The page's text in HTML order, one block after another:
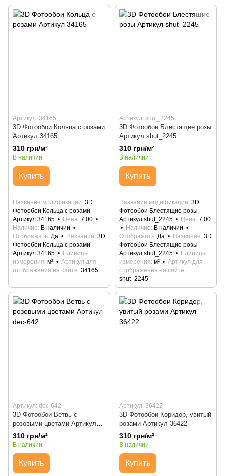
Артикул: 34165
3D Фотообои Кольца с розами
Артикул 34165
310 грн/м²
В наличии
Купить
Название модификации 3D
Фотообои Кольца с розами
Артикул 34165
Цена 7.00
Наличие
В наличии
Отображать Да Название 3D
Фотообои Кольца с розами
Артикул 34165
Единицы
измерения м²
Артикул для
отображения на сайте 34165
Артикул: shut_2245
3D Фотообои Блестящие розы
Артикул shut_2245
310 грн/м²
В наличии
Купить
Название модификации 3D
Фотообои Блестящие розы
Артикул shut_2245
Цена 7.00
Наличие
В наличии
Отображать Да Название 3D
Фотообои Блестящие розы
Артикул shut_2245
Единицы
измерения м²
Артикул для
отображения на сайте
shut_2245
Артикул: dec-642
3D Фотообои Ветвь с
розовыми цветами Артикул
dec-642
310 грн/м²
В наличии
Купить
Артикул: 36422
3D Фотообои Коридор, увитый
розами Артикул 36422
310 грн/м²
В наличии
Купить